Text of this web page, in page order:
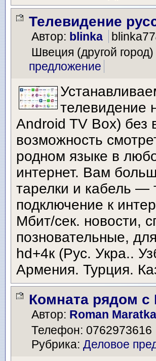
Телевидение
Автор: blinka
blinka77
Швеция (другой город)
предложение
телевидение
Android TV Box) без
возможность
родном языке в
интернет. Вам
тарелки и кабель —
подключение к
Мбит/сек. новости,
позновательные,
hd+4к (Рус. Укра..
Армения. Турция.
Комната рядом с
Автор: Roman
Телефон: 0762973616
Рубрика: Деловое